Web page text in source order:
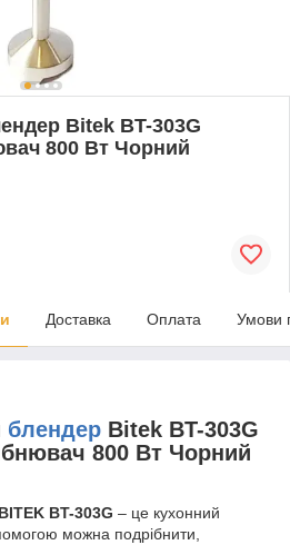
Bitek BT-303G
800 Вт Чорний
Доставка Оплата Умови
блендер Bitek BT-303G
800 Вт Чорний
BITEK BT-303G – це кухонний
можна подрібнити,